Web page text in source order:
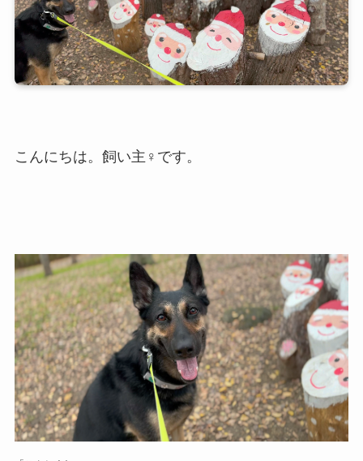
こんにちは。飼い主♀です。